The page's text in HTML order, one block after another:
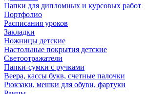
Папки для дипломных и курсовых работ
Портфолио
Расписания уроков
Закладки
Ножницы детские
Настольные покрытия детские
Светоотражатели
Папки-сумки с ручками
Веера, кассы букв, счетные палочки
Рюкзаки, мешки для обуви, фартуки